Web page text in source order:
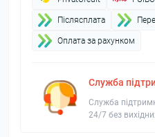
Пiслясплата
Оплата за рахунком
Служба
Служба
24/7 без